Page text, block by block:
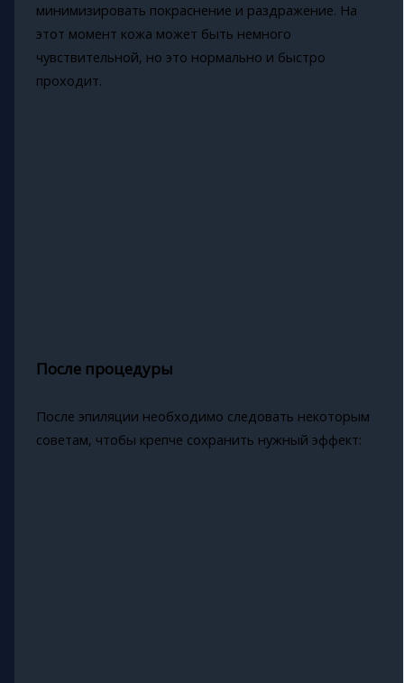
минимизировать покраснение и раздражение. На
этот момент кожа может быть немного
чувствительной, но это нормально и быстро
проходит.
После процедуры
После эпиляции необходимо следовать некоторым
советам, чтобы крепче сохранить нужный эффект: